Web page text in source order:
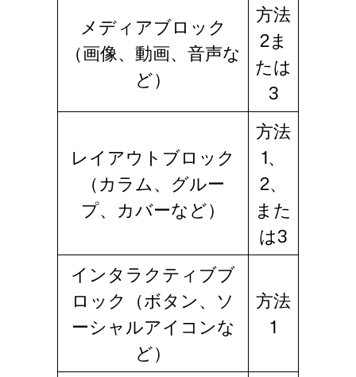
メディアブロック
（画像、動画、音声な
ど）
方法
2ま
たは
3
レイアウトブロック
（カラム、グルー
プ、カバーなど）
方法
1、
2、
また
は3
インタラクティブブ
ロック（ボタン、ソ
ーシャルアイコンな
ど）
方法
1